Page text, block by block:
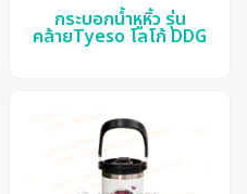
กระบอกน้ำหูหิ้ว รุ่น
คล้ายTyeso โลโก้ DDG